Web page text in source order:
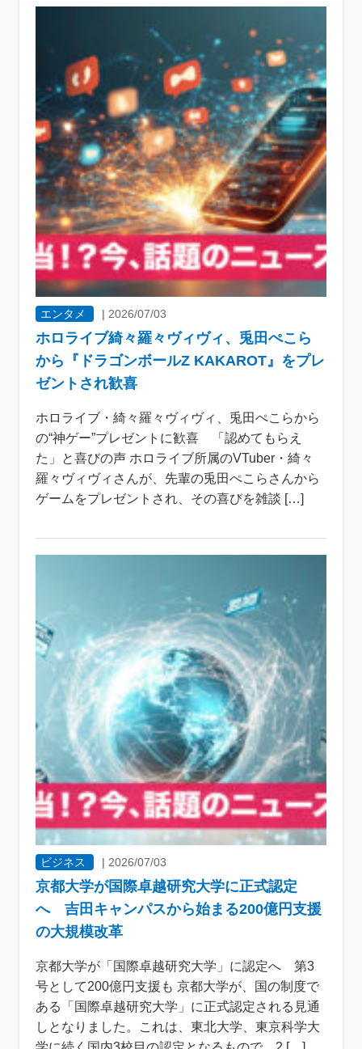
エンタメ | 2026/07/03
ホロライブ綺々羅々ヴィヴィ、兎田ぺこら
から『ドラゴンボールZ KAKAROT』をプレ
ゼントされ歓喜
ホロライブ・綺々羅々ヴィヴィ、兎田ぺこらから
の“神ゲー”プレゼントに歓喜 「認めてもらえ
た」と喜びの声 ホロライブ所属のVTuber・綺々
羅々ヴィヴィさんが、先輩の兎田ぺこらさんから
ゲームをプレゼントされ、その喜びを雑談 […]
ビジネス | 2026/07/03
京都大学が国際卓越研究大学に正式認定
へ 吉田キャンパスから始まる200億円支援
の大規模改革
京都大学が「国際卓越研究大学」に認定へ 第3
号として200億円支援も 京都大学が、国の制度で
ある「国際卓越研究大学」に正式認定される見通
しとなりました。これは、東北大学、東京科学大